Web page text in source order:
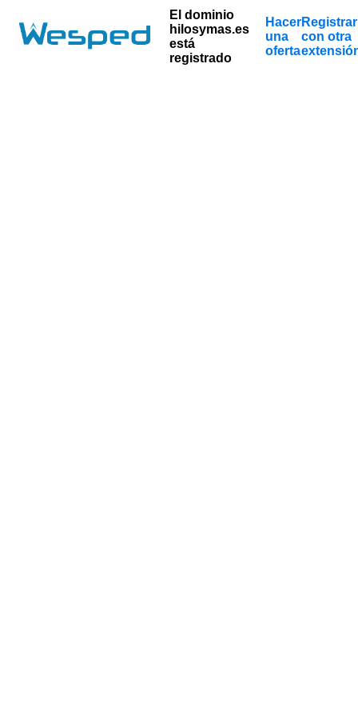
El dominio
hilosymas.es
está
registrado
Hacer
una
oferta
Registrar
con otra